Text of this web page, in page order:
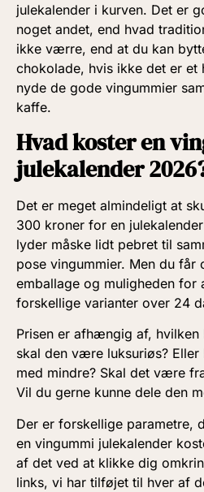
julekalender i kurven. Det er
noget andet, end hvad
ikke værre, end at du kan
chokolade, hvis ikke det er et
nyde de gode vingummier
kaffe.
Hvad koster en
julekalender
Det er meget almindeligt at
300 kroner for en
lyder måske lidt pebret til
pose vingummier. Men du får
emballage og muligheden for
forskellige varianter over 24
Prisen er afhængig af,
skal den være luksuriøs?
med mindre? Skal det være
Vil du gerne kunne dele den
Der er forskellige parametre,
en vingummi julekalender
af det ved at klikke dig
links, vi har tilføjet til hver af